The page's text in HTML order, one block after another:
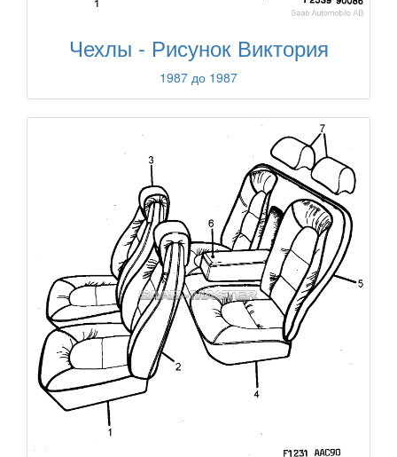
Чехлы - Рисунок Виктория
1987 до 1987